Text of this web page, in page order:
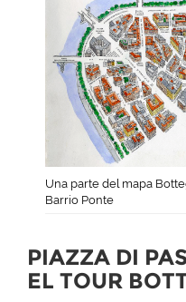
Una parte del mapa
Barrio Ponte
PIAZZA DI
EL TOUR